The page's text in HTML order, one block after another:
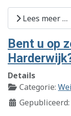
Lees meer …
Bent u op
Details
Categorie: